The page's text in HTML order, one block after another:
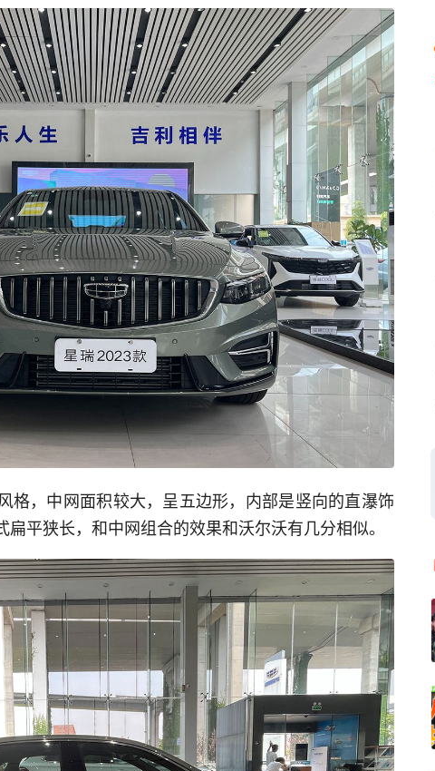
格，中网面积较大，呈五边形，内部是竖向的直瀑饰
平狭长，和中网组合的效果和沃尔沃有几分相似。